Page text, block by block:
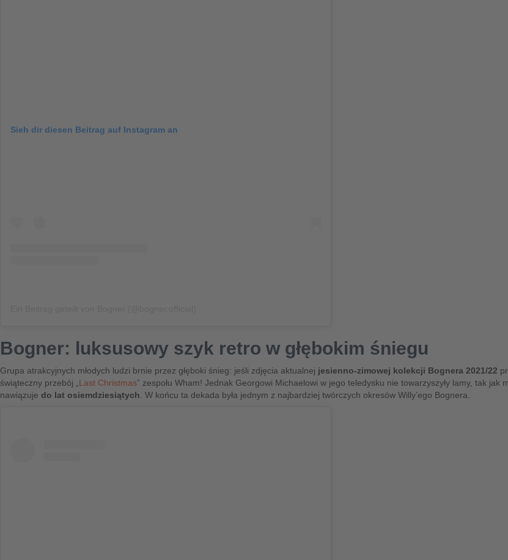
Sieh dir diesen Beitrag auf Instagram an
Bogner: luksusowy szyk retro w głębokim śniegu
Grupa atrakcyjnych młodych ludzi brnie przez głęboki śnieg: jeśli zdjęcia aktualnej jesienno-zimowej kolekcji Bognera 2021/22
świąteczny przebój „ Last Christmas” zespołu Wham! Jednak Georgowi Michaelowi w jego teledysku nie towarzyszyły lamy, tak
nawiązuje do lat osiemdziesiątych . W końcu ta dekada była jednym z najbardziej twórczych okresów Willy’ego Bognera.